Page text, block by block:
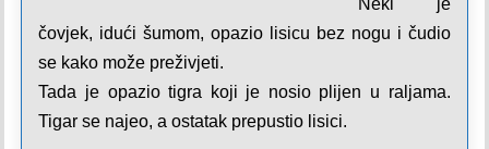
Neki je
čovjek, idući šumom, opazio lisicu bez nogu i čudio
se kako može preživjeti.
Tada je opazio tigra koji je nosio plijen u raljama.
Tigar se najeo, a ostatak prepustio lisici.